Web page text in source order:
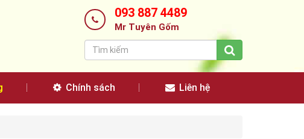
093 887 4489
Mr Tuyên Gốm
Chính sách Liên hệ